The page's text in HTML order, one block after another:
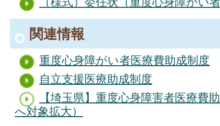
関連情報
重度心身障がい者医療費助成制度
自立支援医療助成制度
【埼玉県】重度心身障害者医療費
へ対象拡大）